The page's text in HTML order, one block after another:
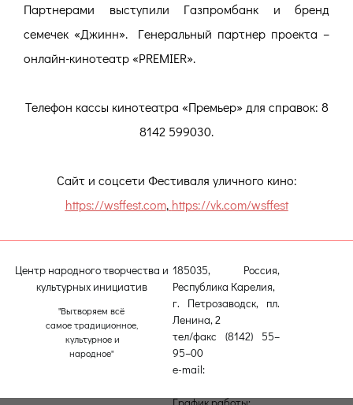
Партнерами выступили Газпромбанк и бренд
семечек «Джинн». Генеральный партнер проекта –
онлайн-кинотеатр «PREMIER».
Телефон кассы кинотеатра «Премьер»для справок: 8
8142 599030.
Сайт и соцсети Фестиваля уличного кино:
https://wsffest.com, https://vk.com/wsffest
Центр народного творчества и
культурных инициатив
"Вытворяем всё
самое традиционное,
культурное и
народное"
185035, Россия,
Республика Карелия,
г. Петрозаводск, пл.
Ленина, 2
тел/факс (8142) 55–
95–00
e-mail: